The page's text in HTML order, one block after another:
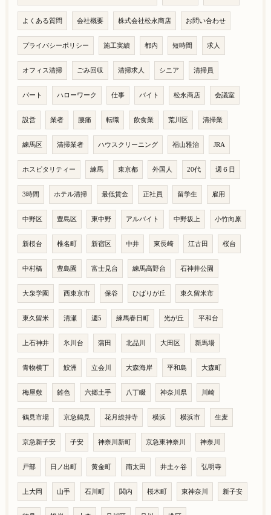
よくある質問 会社概要 株式会社松永商店 お問い合わせ
プライバシーポリシー 施工実績 都内 短時間 求人
オフィス清掃 ごみ回収 清掃求人 シニア 清掃員
パート ハローワーク 仕事 バイト 松永商店 会議室
設営 業者 腰痛 転職 飲食業 荒川区 清掃業
練馬区 清掃業者 ハウスクリーニング 福山雅治 JRA
ホスピタリティー 練馬 東京都 外国人 20代 週６日
3時間 ホテル清掃 最低賃金 正社員 留学生 雇用
中野区 豊島区 東中野 アルバイト 中野坂上 小竹向原
新桜台 椎名町 新宿区 中井 東長崎 江古田 桜台
中村橋 豊島園 富士見台 練馬高野台 石神井公園
大泉学園 西東京市 保谷 ひばりが丘 東久留米市
東久留米 清瀬 週5 練馬春日町 光が丘 平和台
上石神井 氷川台 蒲田 北品川 大田区 新馬場
青物横丁 鮫洲 立会川 大森海岸 平和島 大森町
梅屋敷 雑色 六郷土手 八丁畷 神奈川県 川崎
鶴見市場 京急鶴見 花月総持寺 横浜 横浜市 生麦
京急新子安 子安 神奈川新町 京急東神奈川 神奈川
戸部 日ノ出町 黄金町 南太田 井土ヶ谷 弘明寺
上大岡 山手 石川町 関内 桜木町 東神奈川 新子安